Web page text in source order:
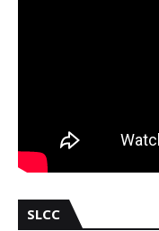
SLCC